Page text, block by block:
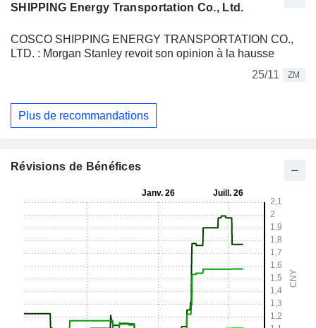
SHIPPING Energy Transportation Co., Ltd.
COSCO SHIPPING ENERGY TRANSPORTATION CO.,
LTD. : Morgan Stanley revoit son opinion à la hausse
25/11
ZM
Plus de recommandations
Révisions de Bénéfices